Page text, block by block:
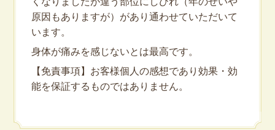
原因もありますが）があり通わせていただいて
います。
身体が痛みを感じないとは最高です。
【免責事項】お客様個人の感想であり効果・効
能を保証するものではありません。